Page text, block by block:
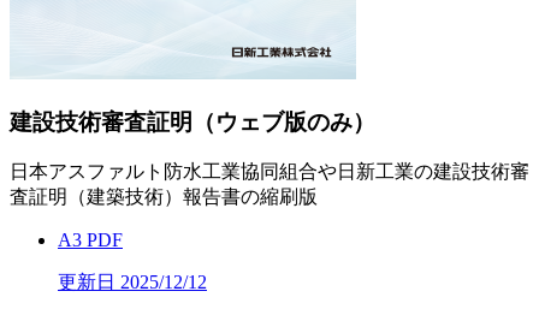
建設技術審査証明（ウェブ版のみ）
日本アスファルト防水工業協同組合や日新工業の建設技術審
査証明（建築技術）報告書の縮刷版
A3 PDF
更新日 2025/12/12